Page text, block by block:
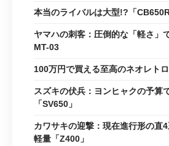
本当のライバルは大型!?「
ヤマハの刺客：圧倒的な「軽さ」
MT-03
100万円で買える至高のネオレトロ
スズキの伏兵：ヨンヒャクの予算
「SV650」
カワサキの迎撃：現在進行形の直
軽量「Z400」